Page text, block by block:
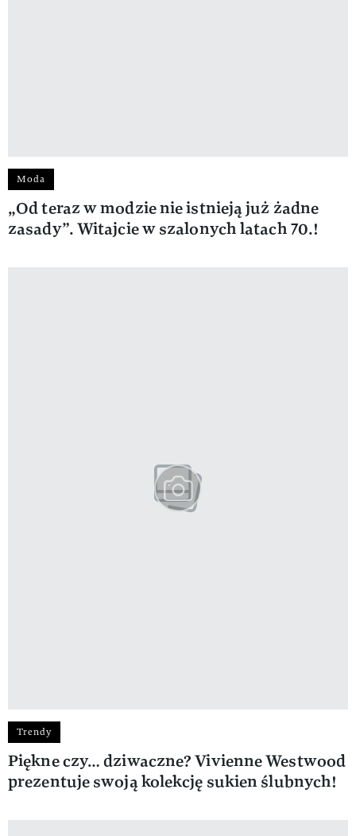
Moda
„Od teraz w modzie nie istnieją już żadne
zasady”. Witajcie w szalonych latach 70.!
Trendy
Piękne czy… dziwaczne? Vivienne Westwood
prezentuje swoją kolekcję sukien ślubnych!